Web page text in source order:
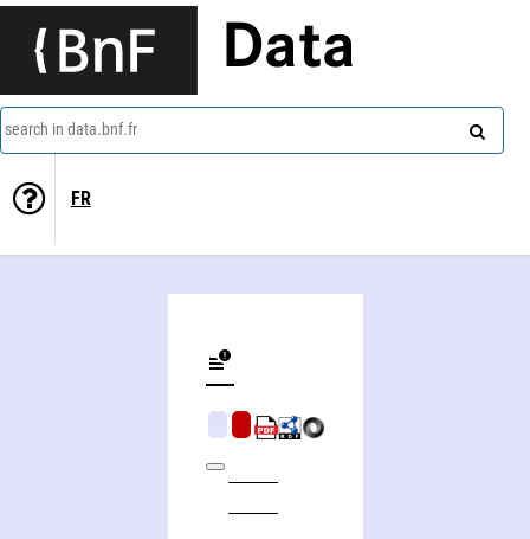
Data
search in data.bnf.fr
FR